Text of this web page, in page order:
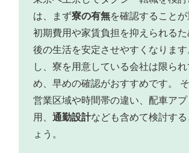
は、まず寮の有無を確認することが
初期費用や家賃負担を抑えられる
後の生活を安定させやすくなりま
し、寮を用意している会社は限られ
め、早めの確認がおすすめです。 そ
営業区域や時間帯の違い、配車ア
用、通勤設計なども含めて検討す
ょう。